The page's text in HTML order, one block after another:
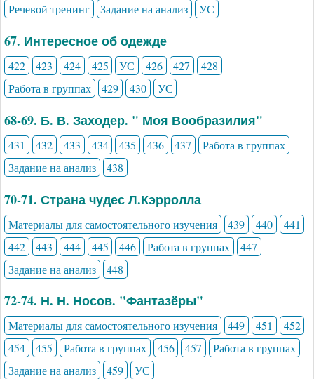
Речевой тренинг
Задание на анализ УС
67. Интересное об одежде
422 423 424 425 УС 426 427
428
Работа в группах
429 430 УС
68-69. Б. В. Заходер. " Моя Вообразилия"
431 432 433 434 435 436 437
Работа в группах
Задание на анализ
438
70-71. Страна чудес Л.Кэрролла
Материалы для самостоятельного изучения 439 440
441
442
443 444 445 446 Работа в группах
447
Задание на анализ
448
72-74. Н. Н. Носов. "Фантазёры"
Материалы для самостоятельного изучения 449 451
452
454
455 Работа в группах 456 457
Работа в группах
Задание на анализ
459 УС